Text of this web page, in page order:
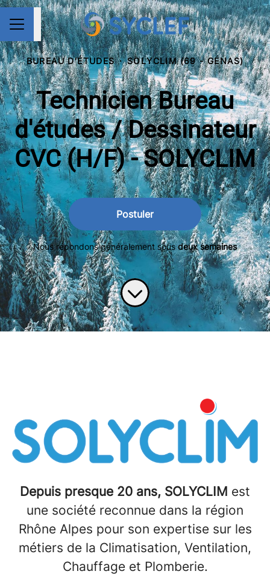
MENU CARRIÈRE
Partager la page
BUREAU D'ÉTUDES · SOLYCLIM (69 - GÉNAS)
Technicien Bureau
d'études / Dessinateur
CVC (H/F) - SOLYCLIM
Postuler
Nous répondons généralement sousdeux semaines
Depuis presque 20 ans, SOLYCLIM est
une société reconnue dans la région
Rhône Alpes pour son expertise sur les
métiers de la Climatisation, Ventilation,
Chauffage et Plomberie.